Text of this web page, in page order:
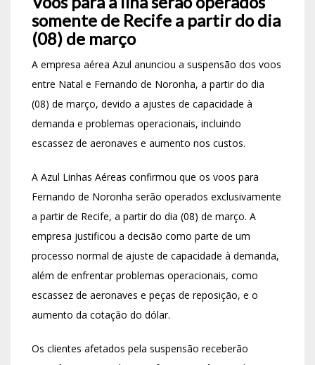
somente de Recife a partir do dia
(08) de março
A empresa aérea Azul anunciou a suspensão dos voos
entre Natal e Fernando de Noronha, a partir do dia
(08) de março, devido a ajustes de capacidade à
demanda e problemas operacionais, incluindo
escassez de aeronaves e aumento nos custos.
A Azul Linhas Aéreas confirmou que os voos para
Fernando de Noronha serão operados exclusivamente
a partir de Recife, a partir do dia (08) de março. A
empresa justificou a decisão como parte de um
processo normal de ajuste de capacidade à demanda,
além de enfrentar problemas operacionais, como
escassez de aeronaves e peças de reposição, e o
aumento da cotação do dólar.
Os clientes afetados pela suspensão receberão